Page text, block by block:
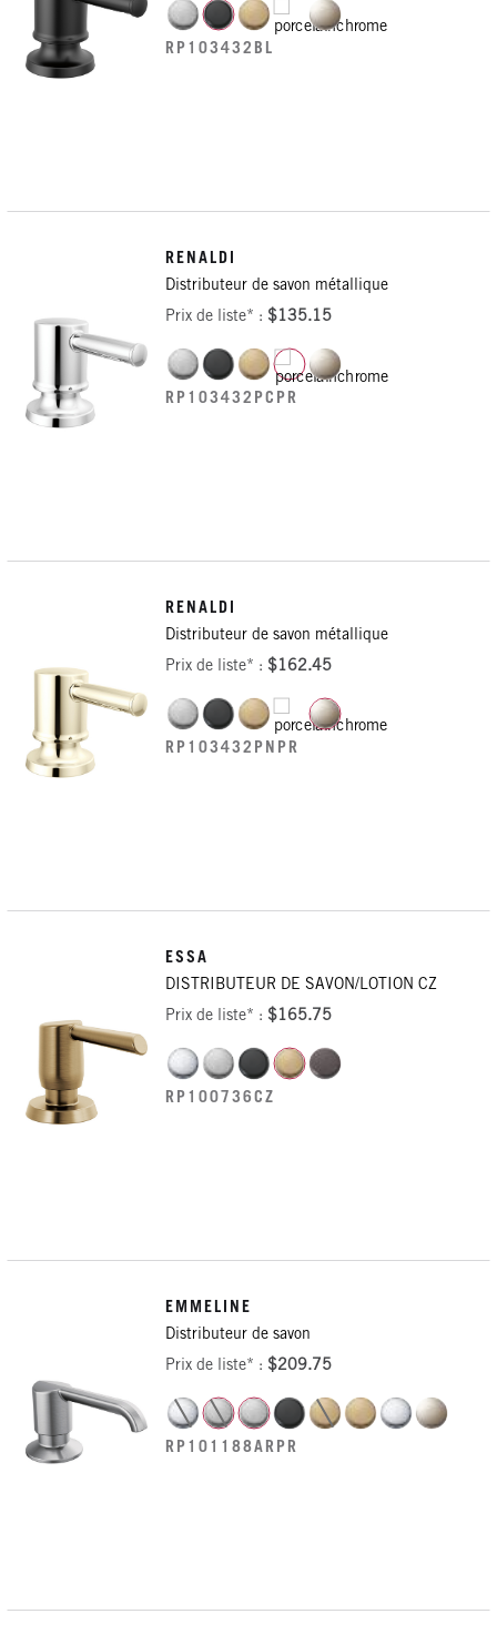
RP103432BL
RENALDI
Distributeur de savon métallique
Prix de liste* : $135.15
RP103432PCPR
RENALDI
Distributeur de savon métallique
Prix de liste* : $162.45
RP103432PNPR
ESSA
DISTRIBUTEUR DE SAVON/LOTION CZ
Prix de liste* : $165.75
RP100736CZ
EMMELINE
Distributeur de savon
Prix de liste* : $209.75
RP101188ARPR